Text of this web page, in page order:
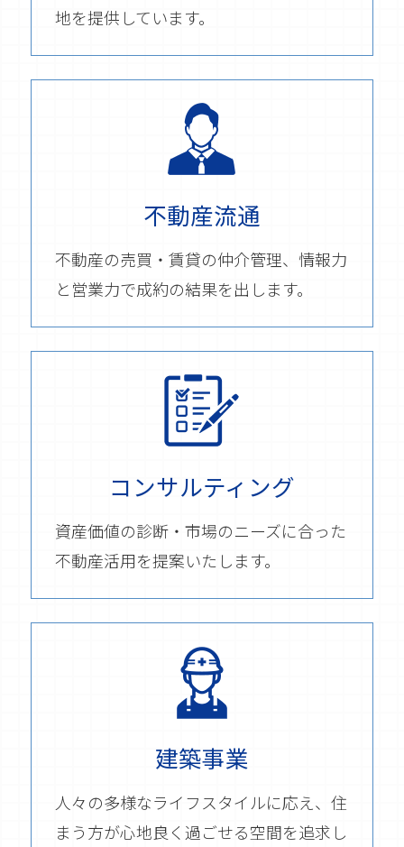
地を提供しています。
不動産流通
不動産の売買・賃貸の仲介管理、情報力
と営業力で成約の結果を出します。
コンサルティング
資産価値の診断・市場のニーズに合った
不動産活用を提案いたします。
建築事業
人々の多様なライフスタイルに応え、住
まう方が心地良く過ごせる空間を追求し